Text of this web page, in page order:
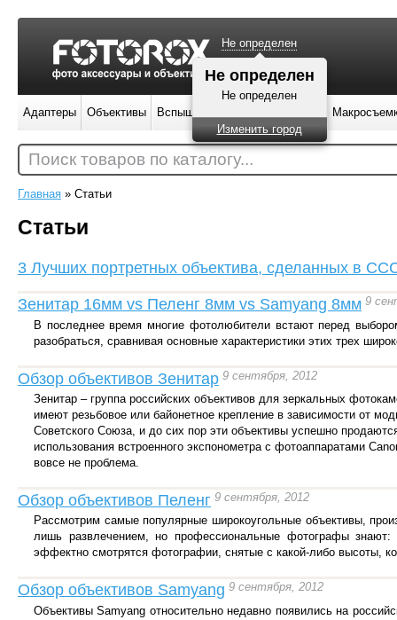
Главная » Статьи
Статьи
3 Лучших портретных объектива, сделанных в
Зенитар 16мм vs Пеленг 8мм vs Samyang 8мм 9
В последнее время многие фотолюбители встают перед
разобраться, сравнивая основные характеристики этих трех
Обзор объективов Зенитар 9 сентября, 2012
Зенитар – группа российских объективов для зеркальных
имеют резьбовое или байонетное крепление в зависимости от
Советского Союза, и до сих пор эти объективы успешно
использования встроенного экспонометра с фотоаппаратами
вовсе не проблема.
Обзор объективов Пеленг 9 сентября, 2012
Рассмотрим самые популярные широкоугольные объективы,
лишь развлечением, но профессиональные фотографы
эффектно смотрятся фотографии, снятые с какой-либо высоты,
Обзор объективов Samyang 9 сентября, 2012
Объективы Samyang относительно недавно появились на
Не определен
Не определен
Не определен
Изменить город
Адаптеры Объективы Вспышки
Поиск товаров по каталогу...